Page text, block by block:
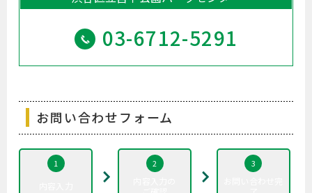
03-6712-5291
お問い合わせフォーム